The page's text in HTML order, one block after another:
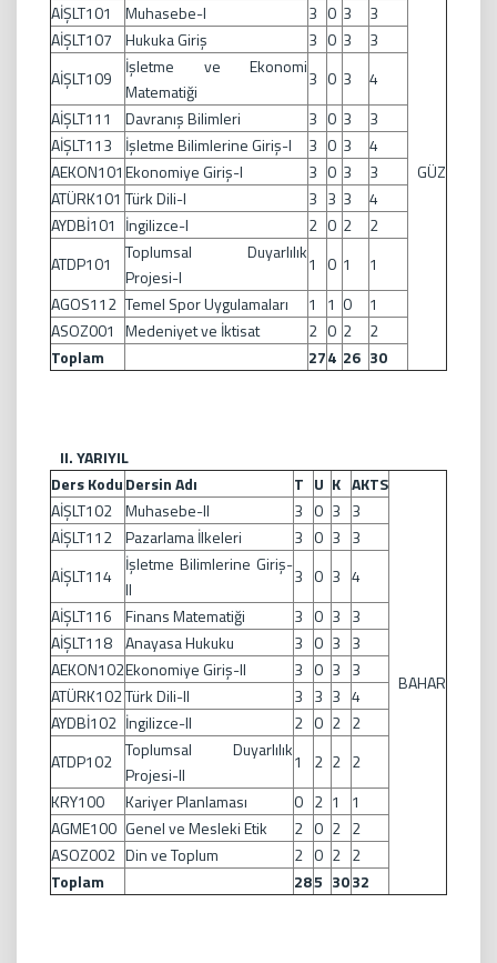
GÜZ
AİŞLT101 Muhasebe-I 3 0 3
3
AİŞLT107
Hukuka Giriş 3 0 3
3
AİŞLT109
İşletme ve Ekonomi
Matematiği
3 0 3
4
AİŞLT111
Davranış Bilimleri 3 0 3
3
AİŞLT113
İşletme Bilimlerine Giriş-I 3 0 3
4
AEKON101Ekonomiye Giriş-I 3 0 3
3
ATÜRK101 Türk Dili-I 3 3 3
4
AYDBİ101 İngilizce-I 2 0 2
2
ATDP101
Toplumsal Duyarlılık
Projesi-I
1 0 1
1
AGOS112 Temel Spor Uygulamaları 1 1 0
1
ASOZ001 Medeniyet ve İktisat 2 0 2
2
Toplam
274 26 30
II. YARIYIL
Ders KoduDersin Adı T U K AKTS
BAHAR
AİŞLT102 Muhasebe-II 3 0 3 3
AİŞLT112 Pazarlama İlkeleri 3 0 3 3
AİŞLT114
İşletme Bilimlerine Giriş-
II
3 0 3 4
AİŞLT116
Finans Matematiği 3 0 3 3
AİŞLT118 Anayasa Hukuku 3 0 3 3
AEKON102Ekonomiye Giriş-II 3 0 3 3
ATÜRK102Türk Dili-II 3 3 3 4
AYDBİ102 İngilizce-II 2 0 2 2
ATDP102
Toplumsal Duyarlılık
Projesi-II
1 2 2 2
KRY100
Kariyer Planlaması 0 2 1
1
AGME100 Genel ve Mesleki Etik 2 0 2 2
ASOZ002 Din ve Toplum 2 0 2 2
Toplam
285 3032